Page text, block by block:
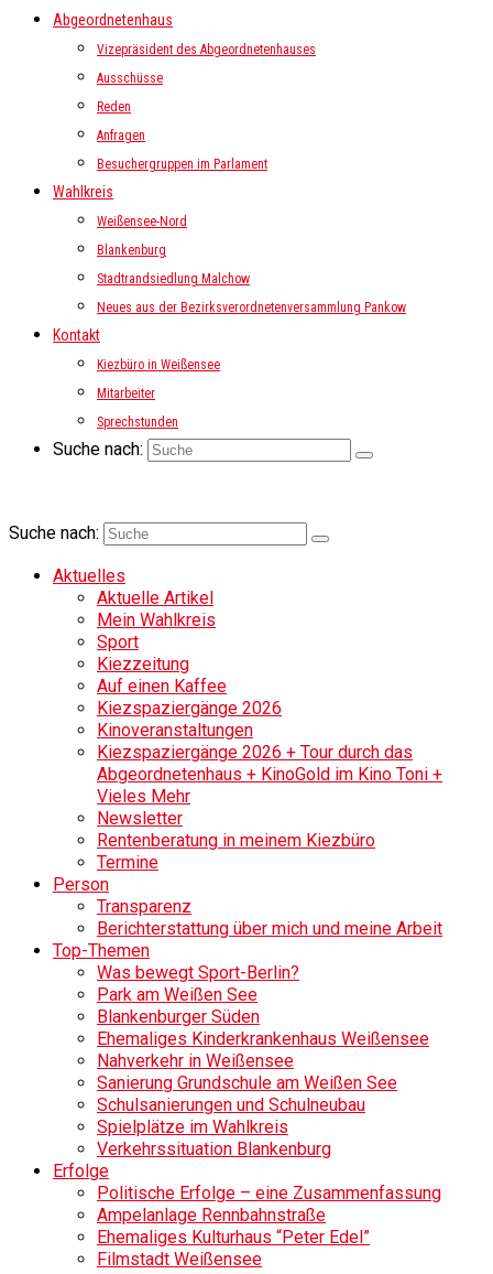
Abgeordnetenhaus
Vizepräsident des Abgeordnetenhauses
Ausschüsse
Reden
Anfragen
Besuchergruppen im Parlament
Wahlkreis
Weißensee-Nord
Blankenburg
Stadtrandsiedlung Malchow
Neues aus der Bezirksverordnetenversammlung Pankow
Kontakt
Kiezbüro in Weißensee
Mitarbeiter
Sprechstunden
Suche nach:
Suche nach:
Aktuelles
Aktuelle Artikel
Mein Wahlkreis
Sport
Kiezzeitung
Auf einen Kaffee
Kiezspaziergänge 2026
Kinoveranstaltungen
Kiezspaziergänge 2026 + Tour durch das
Abgeordnetenhaus + KinoGold im Kino Toni +
Vieles Mehr
Newsletter
Rentenberatung in meinem Kiezbüro
Termine
Person
Transparenz
Berichterstattung über mich und meine Arbeit
Top-Themen
Was bewegt Sport-Berlin?
Park am Weißen See
Blankenburger Süden
Ehemaliges Kinderkrankenhaus Weißensee
Nahverkehr in Weißensee
Sanierung Grundschule am Weißen See
Schulsanierungen und Schulneubau
Spielplätze im Wahlkreis
Verkehrssituation Blankenburg
Erfolge
Politische Erfolge – eine Zusammenfassung
Ampelanlage Rennbahnstraße
Ehemaliges Kulturhaus “Peter Edel”
Filmstadt Weißensee